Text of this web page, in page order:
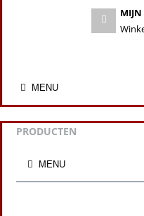
MENU
PRODUCTEN
MENU